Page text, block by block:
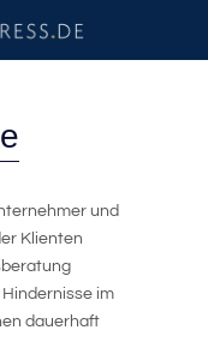
und
Klienten
im
dauerhaft